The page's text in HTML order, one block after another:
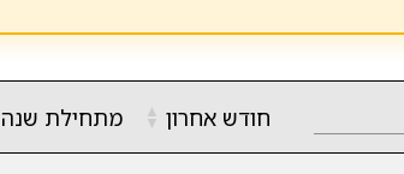
חודש אחרון ▲
▼ מתחילת שנה